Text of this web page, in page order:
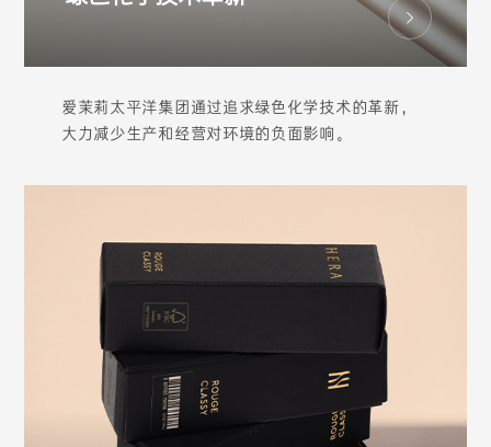
爱茉莉太平洋集团通过追求绿色化学技术的革新，
大力减少生产和经营对环境的负面影响。